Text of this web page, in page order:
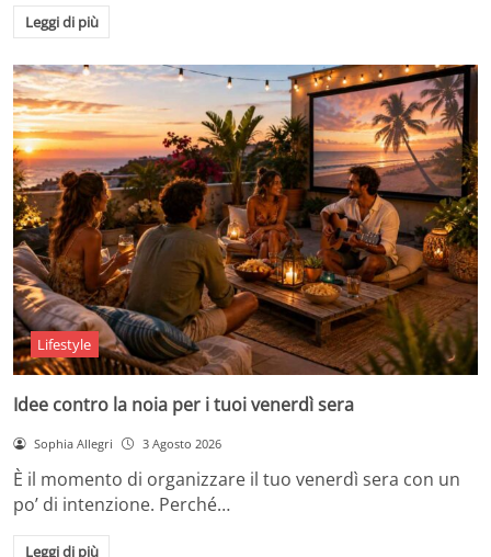
Leggi di più
Lifestyle
Idee contro la noia per i tuoi venerdì sera
Sophia Allegri 3 Agosto 2026
È il momento di organizzare il tuo venerdì sera con un
po’ di intenzione. Perché…
Leggi di più